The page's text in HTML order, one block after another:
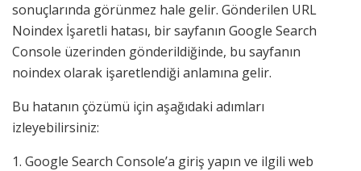
sonuçlarında görünmez hale gelir. Gönderilen URL
Noindex İşaretli hatası, bir sayfanın Google Search
Console üzerinden gönderildiğinde, bu sayfanın
noindex olarak işaretlendiği anlamına gelir.
Bu hatanın çözümü için aşağıdaki adımları
izleyebilirsiniz:
1. Google Search Console’a giriş yapın ve ilgili web